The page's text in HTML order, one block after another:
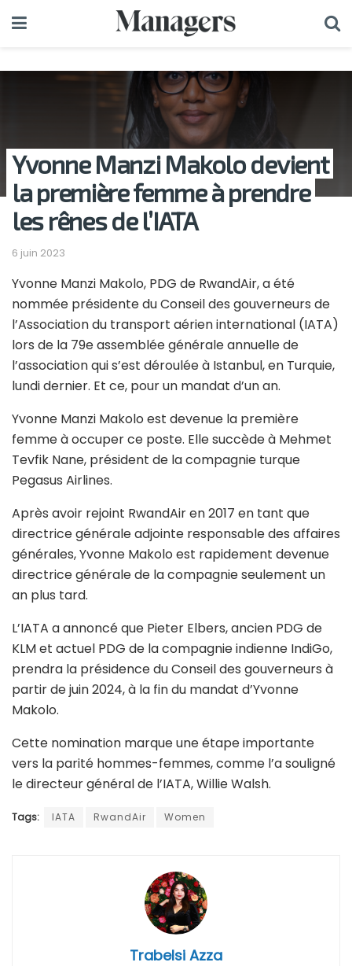
Yvonne Manzi Makolo devient
la première femme à prendre
les rênes de l’IATA
6 juin 2023
Yvonne Manzi Makolo, PDG de RwandAir, a été
nommée présidente du Conseil des gouverneurs de
l’Association du transport aérien international (IATA)
lors de la 79e assemblée générale annuelle de
l’association qui s’est déroulée à Istanbul, en Turquie,
lundi dernier. Et ce, pour un mandat d’un an.
Yvonne Manzi Makolo est devenue la première
femme à occuper ce poste. Elle succède à Mehmet
Tevfik Nane, président de la compagnie turque
Pegasus Airlines.
Après avoir rejoint RwandAir en 2017 en tant que
directrice générale adjointe responsable des affaires
générales, Yvonne Makolo est rapidement devenue
directrice générale de la compagnie seulement un
an plus tard.
L’IATA a annoncé que Pieter Elbers, ancien PDG de
KLM et actuel PDG de la compagnie indienne IndiGo,
prendra la présidence du Conseil des gouverneurs à
partir de juin 2024, à la fin du mandat d’Yvonne
Makolo.
Cette nomination marque une étape importante
vers la parité hommes-femmes, comme l’a souligné
le directeur général de l’IATA, Willie Walsh.
Tags: IATA RwandAir Women
Trabelsi Azza